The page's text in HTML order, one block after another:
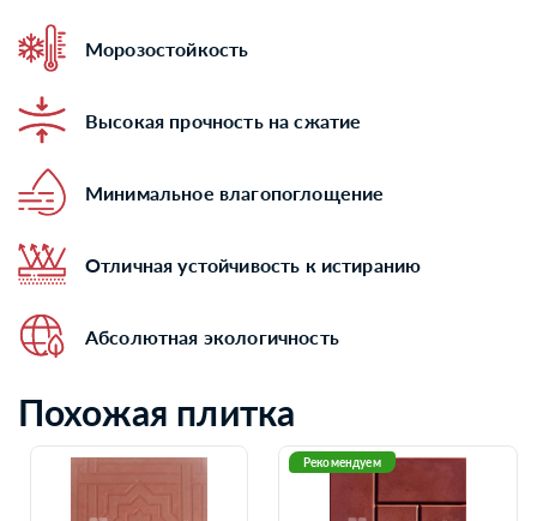
Морозостойкость
Высокая прочность на сжатие
Минимальное влагопоглощение
Отличная устойчивость к истиранию
Абсолютная экологичность
Похожая плитка
Рекомендуем